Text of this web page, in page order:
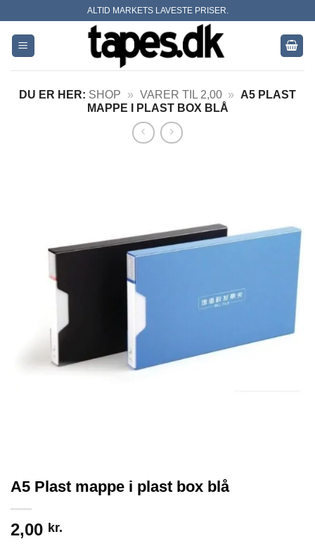
content
ALTID MARKETS LAVESTE PRISER.
DU ER HER: SHOP » VARER TIL 2,00 »
A5 PLAST
MAPPE I PLAST BOX BLÅ
A5 Plast mappe i plast box blå
2,00 kr.